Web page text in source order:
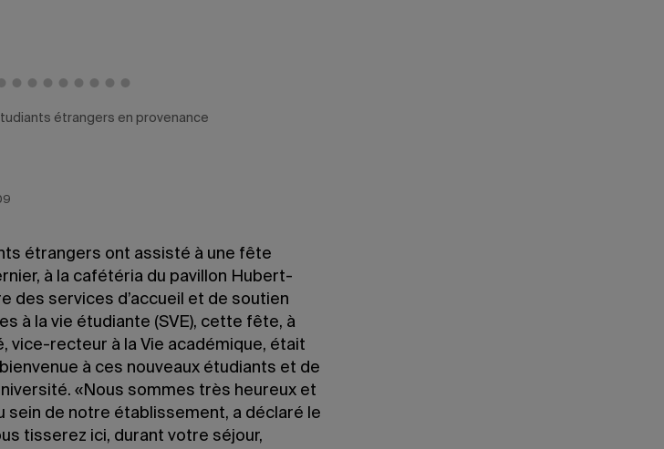
étrangers en provenance
étrangers ont assisté à une fête
à la cafétéria du pavillon Hubert-
des services d’accueil et de soutien
à la vie étudiante (SVE), cette fête, à
vice-recteur à la Vie académique, était
à ces nouveaux étudiants et de
«Nous sommes très heureux et
sein de notre établissement, a déclaré le
tisserez ici, durant votre séjour,